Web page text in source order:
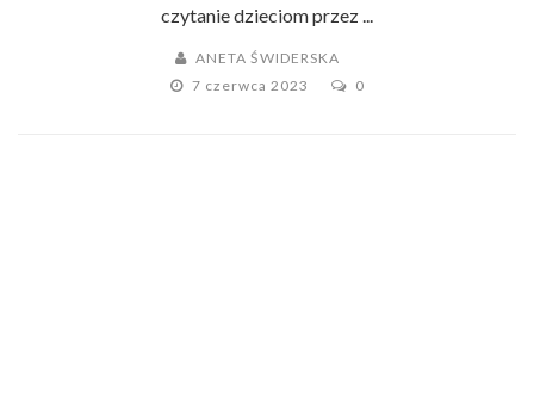
czytanie dzieciom przez ...
ANETA ŚWIDERSKA
7 czerwca 2023
0